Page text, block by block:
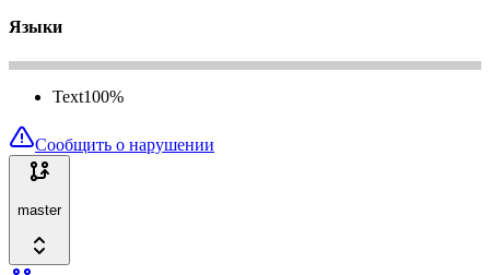
Языки
Text100%
Сообщить о нарушении
master